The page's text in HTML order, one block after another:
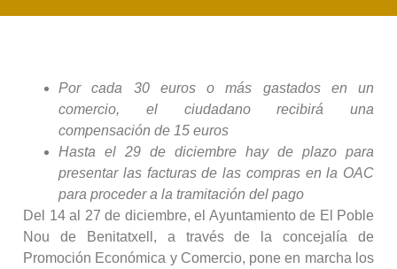
Por cada 30 euros o más gastados en un
comercio, el ciudadano recibirá una
compensación de 15 euros
Hasta el 29 de diciembre hay de plazo para
presentar las facturas de las compras en la OAC
para proceder a la tramitación del pago
Del 14 al 27 de diciembre, el Ayuntamiento de El Poble
Nou de Benitatxell, a través de la concejalía de
Promoción Económica y Comercio, pone en marcha los